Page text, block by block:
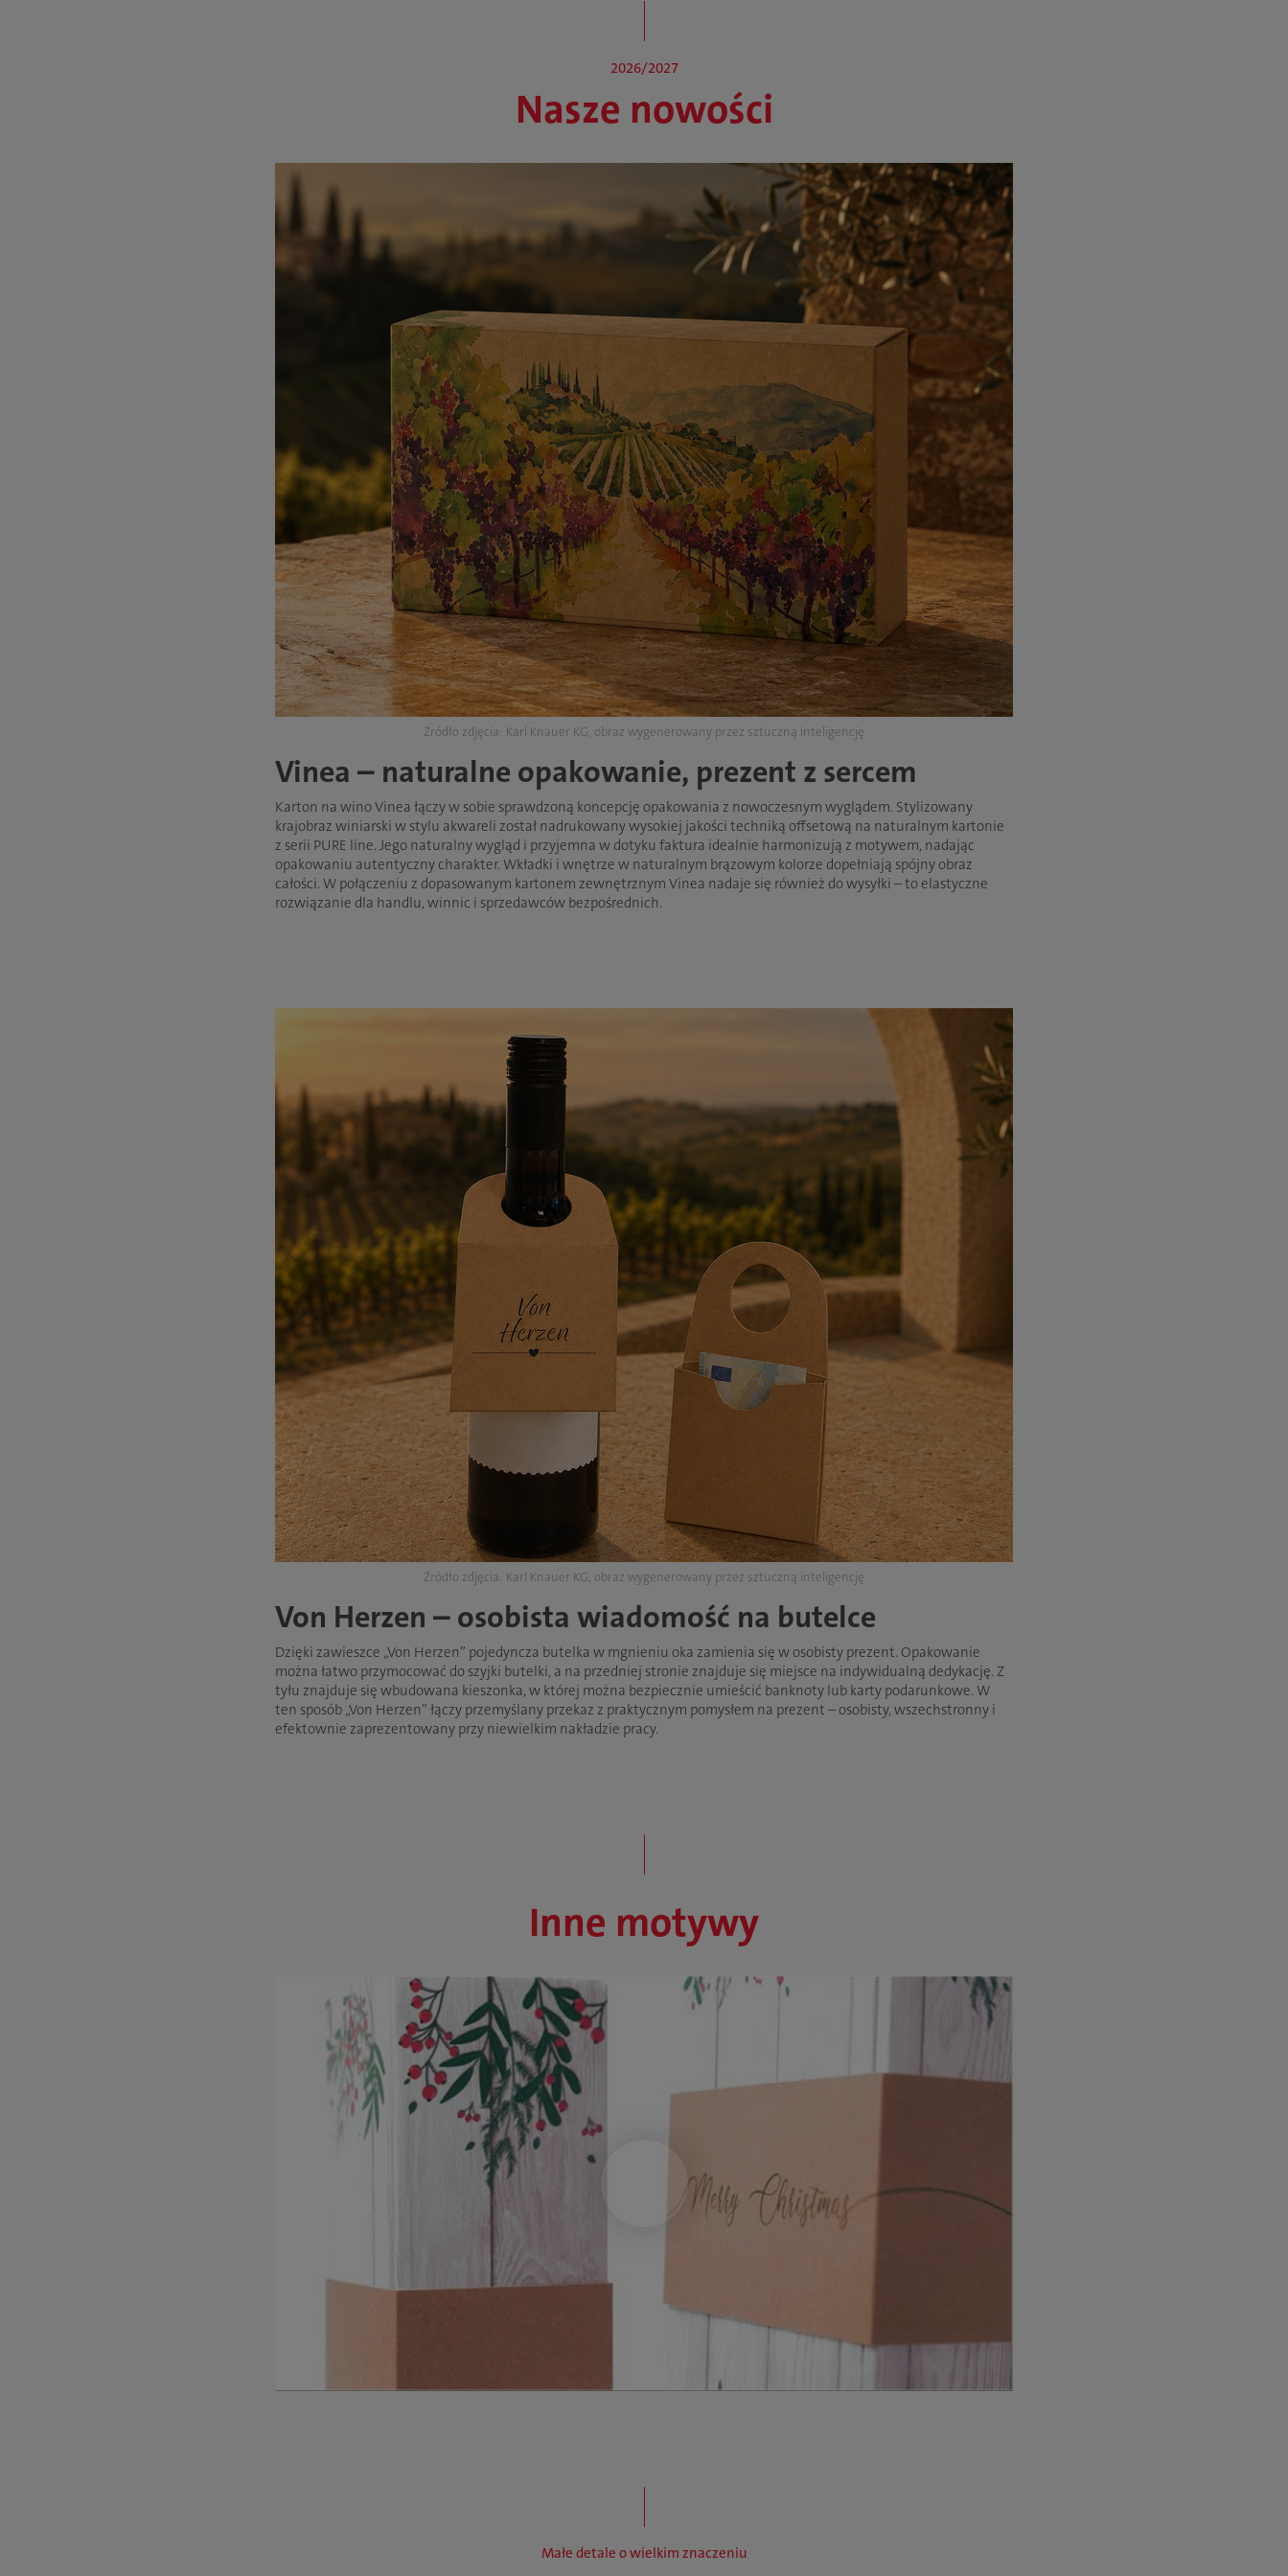
2026/2027
Nasze nowości
Źródło zdjęcia: Karl Knauer KG, obraz wygenerowany przez sztuczną inteligencję
Vinea – naturalne opakowanie, prezent z sercem
Karton na wino Vinea łączy w sobie sprawdzoną koncepcję opakowania z nowoczesnym wyglądem. Stylizowany
krajobraz winiarski w stylu akwareli został nadrukowany wysokiej jakości techniką offsetową na naturalnym kartonie
z serii PURE line. Jego naturalny wygląd i przyjemna w dotyku faktura idealnie harmonizują z motywem, nadając
opakowaniu autentyczny charakter. Wkładki i wnętrze w naturalnym brązowym kolorze dopełniają spójny obraz
całości. W połączeniu z dopasowanym kartonem zewnętrznym Vinea nadaje się również do wysyłki – to elastyczne
rozwiązanie dla handlu, winnic i sprzedawców bezpośrednich.
Źródło zdjęcia: Karl Knauer KG, obraz wygenerowany przez sztuczną inteligencję
Von Herzen – osobista wiadomość na butelce
Dzięki zawieszce „Von Herzen” pojedyncza butelka w mgnieniu oka zamienia się w osobisty prezent. Opakowanie
można łatwo przymocować do szyjki butelki, a na przedniej stronie znajduje się miejsce na indywidualną dedykację. Z
tyłu znajduje się wbudowana kieszonka, w której można bezpiecznie umieścić banknoty lub karty podarunkowe. W
ten sposób „Von Herzen” łączy przemyślany przekaz z praktycznym pomysłem na prezent – osobisty, wszechstronny i
efektownie zaprezentowany przy niewielkim nakładzie pracy.
Inne motywy
Małe detale o wielkim znaczeniu